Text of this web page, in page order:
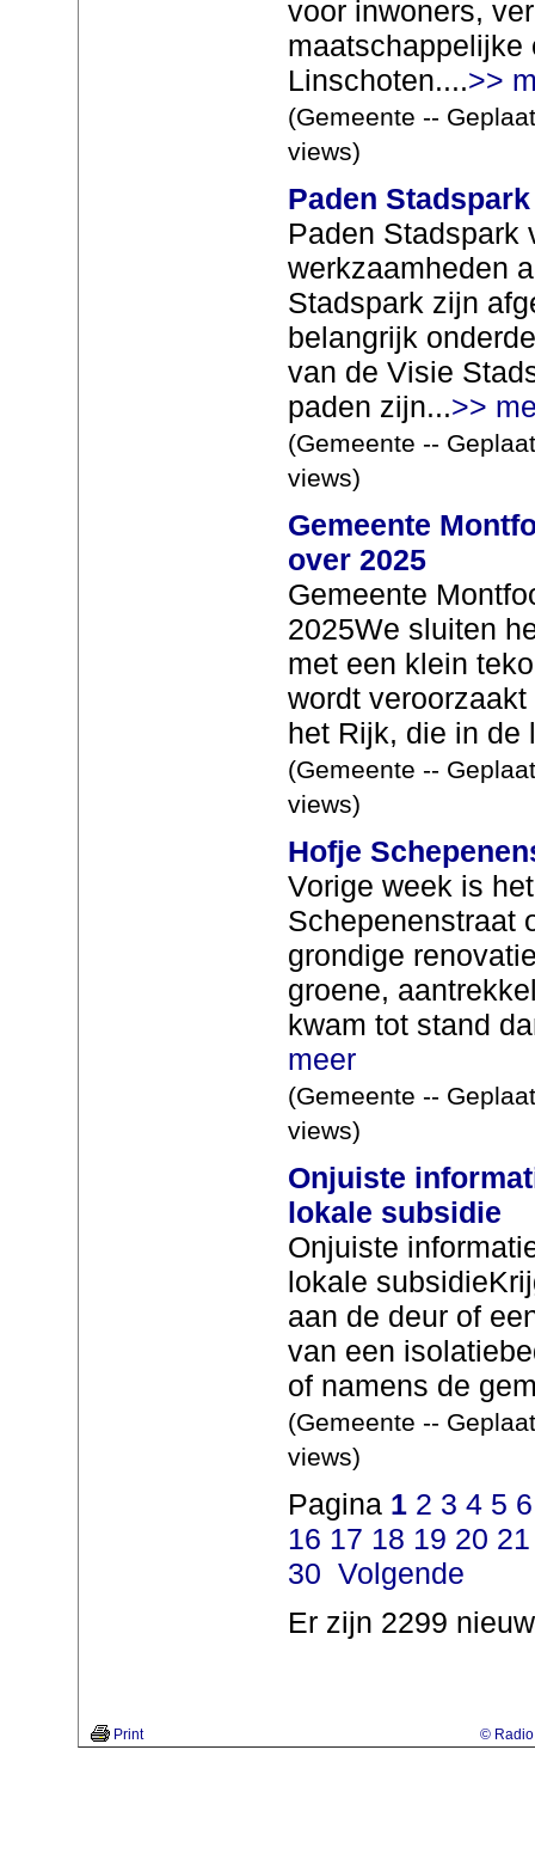
voor inwoners,
maatschappelijke
Linschoten....>>
(Gemeente --
views)
Paden
Paden Stadspark
werkzaamheden
Stadspark zijn
belangrijk
van de Visie
paden zijn...>>
(Gemeente --
views)
Gemeente
over 2025
Gemeente
2025We sluiten
met een klein
wordt
het Rijk, die in de
(Gemeente --
views)
Hofje
Vorige week is
Schepenenstraat
grondige
groene,
kwam tot stand
meer
(Gemeente --
views)
Onjuiste
lokale subsidie
Onjuiste
lokale
aan de deur of
van een
of namens de
(Gemeente --
views)
Pagina 1 2 3 4 5 6
16 17 18 19 20 21
30 Volgende
Er zijn 2299
Print © Radio